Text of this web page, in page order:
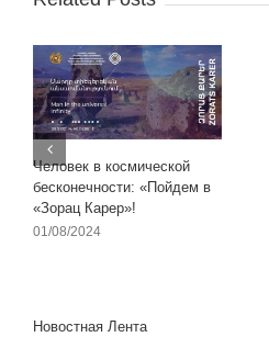
Человек в космической
бесконечности: «Пойдем в
«Зорац Карер»!
01/08/2024
Новостная Лента